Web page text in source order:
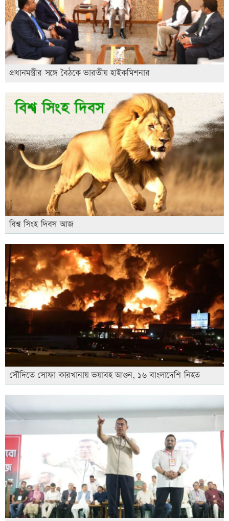
প্রধানমন্ত্রীর সঙ্গে বৈঠকে ভারতীয় হাইকমিশনার
বিশ্ব সিংহ দিবস আজ
সৌদিতে সোফা কারখানায় ভয়াবহ আগুন, ১৬ বাংলাদেশি নিহত